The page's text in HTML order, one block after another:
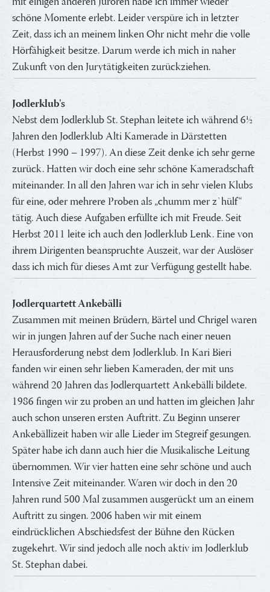
schöne Momente erlebt. Leider verspüre ich in letzter
Zeit, dass ich an meinem linken Ohr nicht mehr die volle
Hörfähigkeit besitze. Darum werde ich mich in naher
Zukunft von den Jurytätigkeiten zurückziehen.
Jodlerklub's
Nebst dem Jodlerklub St. Stephan leitete ich während 6½
Jahren den Jodlerklub Alti Kamerade in Därstetten
(Herbst 1990 – 1997). An diese Zeit denke ich sehr gerne
zurück. Hatten wir doch eine sehr schöne Kameradschaft
miteinander. In all den Jahren war ich in sehr vielen Klubs
für eine, oder mehrere Proben als „chumm mer z`hülf“
tätig. Auch diese Aufgaben erfüllte ich mit Freude. Seit
Herbst 2011 leite ich auch den Jodlerklub Lenk. Eine von
ihrem Dirigenten beanspruchte Auszeit, war der Auslöser
dass ich mich für dieses Amt zur Verfügung gestellt habe.
Jodlerquartett Ankebälli
Zusammen mit meinen Brüdern, Bärtel und Chrigel waren
wir in jungen Jahren auf der Suche nach einer neuen
Herausforderung nebst dem Jodlerklub. In Kari Bieri
fanden wir einen sehr lieben Kameraden, der mit uns
während 20 Jahren das Jodlerquartett Ankebälli bildete.
1986 fingen wir zu proben an und hatten im gleichen Jahr
auch schon unseren ersten Auftritt. Zu Beginn unserer
Ankebällizeit haben wir alle Lieder im Stegreif gesungen.
Später habe ich dann auch hier die Musikalische Leitung
übernommen. Wir vier hatten eine sehr schöne und auch
Intensive Zeit miteinander. Waren wir doch in den 20
Jahren rund 500 Mal zusammen ausgerückt um an einem
Auftritt zu singen. 2006 haben wir mit einem
eindrücklichen Abschiedsfest der Bühne den Rücken
zugekehrt. Wir sind jedoch alle noch aktiv im Jodlerklub
St. Stephan dabei.